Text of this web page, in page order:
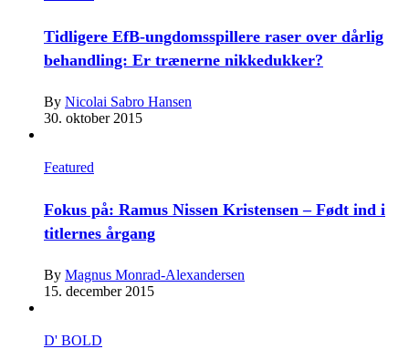
Tidligere EfB-ungdomsspillere raser over dårlig
behandling: Er trænerne nikkedukker?
By Nicolai Sabro Hansen
30. oktober 2015
Featured
Fokus på: Ramus Nissen Kristensen – Født ind i
titlernes årgang
By Magnus Monrad-Alexandersen
15. december 2015
D' BOLD